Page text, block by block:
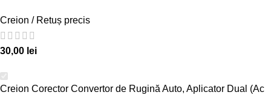
Creion / Retuș precis
30,00 lei
Creion Corector Convertor de Rugină Auto, Aplicator Dual (Ac